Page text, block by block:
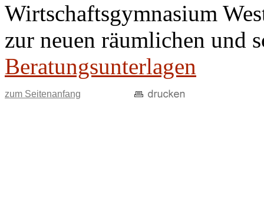
Wirtschaftsgymnasium
zur neuen räumlichen und
Beratungsunterlagen
zum Seitenanfang